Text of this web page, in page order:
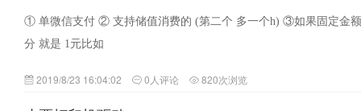
① 单微信支付 ② 支持储值消费的 (第二个 多一个h) ③如果固定金
分 就是 1元比如
2019/8/23 16:04:02 0人评论 820次浏览